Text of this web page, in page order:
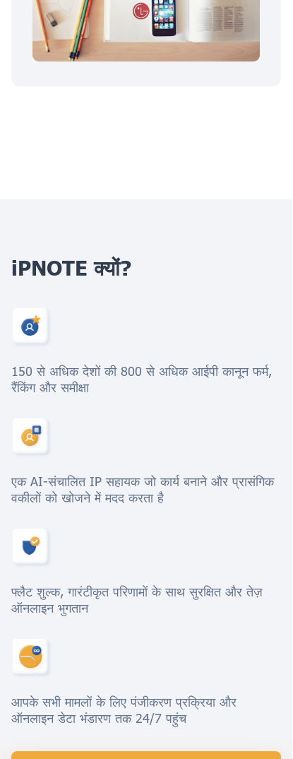
iPNOTE क्यों?
150 से अधिक देशों की 800 से अधिक आईपी कानून फर्म,
रैंकिंग और समीक्षा
एक AI-संचालित IP सहायक जो कार्य बनाने और प्रासंगिक
वकीलों को खोजने में मदद करता है
फ्लैट शुल्क, गारंटीकृत परिणामों के साथ सुरक्षित और तेज़
ऑनलाइन भुगतान
आपके सभी मामलों के लिए पंजीकरण प्रक्रिया और
ऑनलाइन डेटा भंडारण तक 24/7 पहुंच